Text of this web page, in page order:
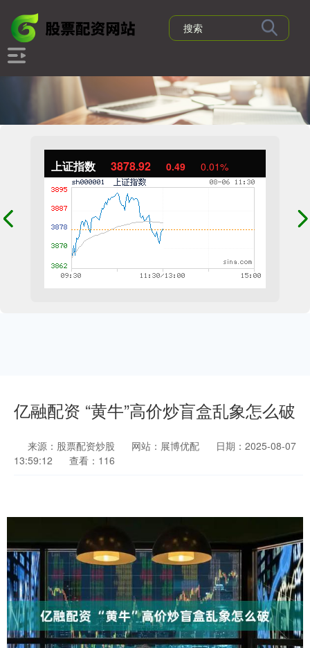
上证指数 3878.92 0.49 0.01%
亿融配资 “黄牛”高价炒盲盒乱象怎么破
来源：股票配资炒股 网站：展博优配
日期：2025-08-07
13:59:12
查看：116